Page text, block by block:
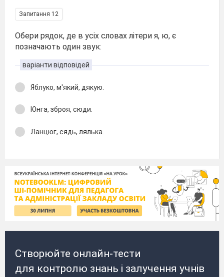
Запитання 12
Обери рядок, де в усіх словах літери я, ю, є
позначають один звук:
варіанти відповідей
Яблуко, м'який, дякую.
Юнга, зброя, сюди.
Ланцюг, сядь, лялька.
Створюйте онлайн-тести
для контролю знань і залучення учнів